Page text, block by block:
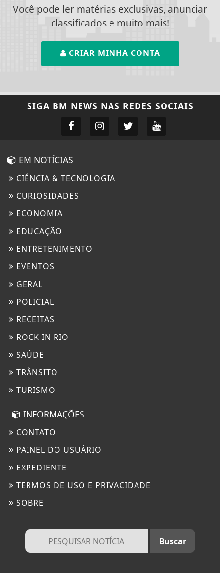
Você pode ler matérias exclusivas, anunciar
classificados e muito mais!
CRIAR MINHA CONTA
SIGA BM NEWS NAS REDES SOCIAIS
EM NOTÍCIAS
CIÊNCIA & TECNOLOGIA
CURIOSIDADES
ECONOMIA
EDUCAÇÃO
ENTRETENIMENTO
EVENTOS
GERAL
POLICIAL
RECEITAS
ROCK IN RIO
SAÚDE
TRÂNSITO
TURISMO
INFORMAÇÕES
CONTATO
PAINEL DO USUÁRIO
EXPEDIENTE
TERMOS DE USO E PRIVACIDADE
SOBRE